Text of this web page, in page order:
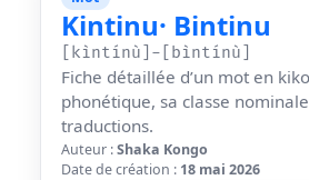
Kintinu· Bintinu
[kìntínù]-[bìntínù]
Fiche détaillée d’un mot en
phonétique, sa classe
traductions.
Auteur :Shaka Kongo
Date de création : 18 mai 2026